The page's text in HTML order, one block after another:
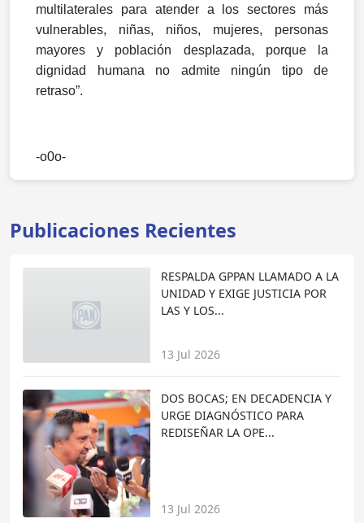
multilaterales para atender a los sectores más
vulnerables, niñas, niños, mujeres, personas
mayores y población desplazada, porque la
dignidad humana no admite ningún tipo de
retraso”.
-o0o-
Publicaciones Recientes
RESPALDA GPPAN LLAMADO A LA
UNIDAD Y EXIGE JUSTICIA POR
LAS Y LOS...
13 Jul 2026
DOS BOCAS; EN DECADENCIA Y
URGE DIAGNÓSTICO PARA
REDISEÑAR LA OPE...
13 Jul 2026